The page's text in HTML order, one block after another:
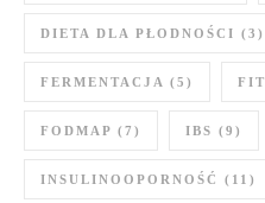
DIETA DLA PŁODNOŚCI (3)
FERMENTACJA (5) FIT
FODMAP (7) IBS (9)
INSULINOOPORNOŚĆ (11)